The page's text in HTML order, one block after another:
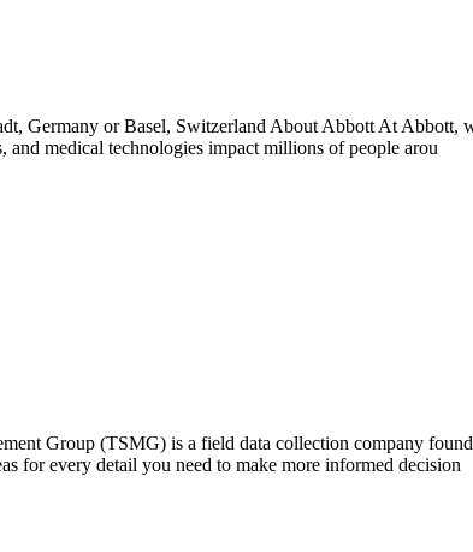
Germany or Basel, Switzerland About Abbott At Abbott,
and medical technologies impact millions of people arou
Group (TSMG) is a field data collection company
for every detail you need to make more informed decision